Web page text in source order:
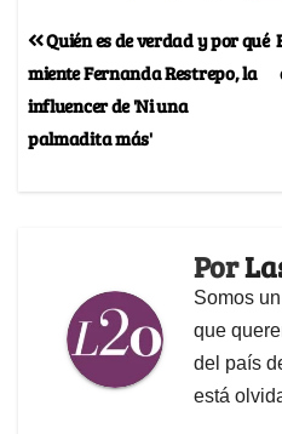
Quién es de verdad y por qué
miente Fernanda Restrepo, la
influencer de 'Ni una
palmadita más'
Por
Somos
que
del país
está